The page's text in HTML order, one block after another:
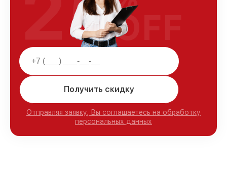
Получить скидку
Отправляя заявку, Вы соглашаетесь на обработку
персональных данных
OFF